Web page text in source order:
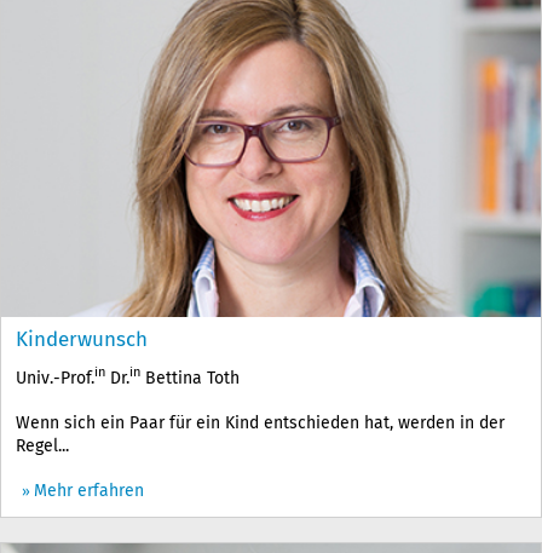
Kinderwunsch
Univ.-Prof.in Dr.in Bettina Toth
Wenn sich ein Paar für ein Kind entschieden hat, werden in der
Regel...
Mehr erfahren